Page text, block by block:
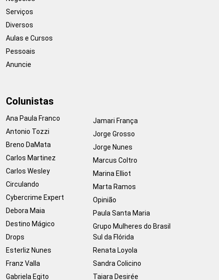
Serviços
Diversos
Aulas e Cursos
Pessoais
Anuncie
Colunistas
Ana Paula Franco
Antonio Tozzi
Breno DaMata
Carlos Martinez
Carlos Wesley
Circulando
Cybercrime Expert
Debora Maia
Destino Mágico
Drops
Esterliz Nunes
Franz Valla
Gabriela Egito
Jamari França
Jorge Grosso
Jorge Nunes
Marcus Coltro
Marina Elliot
Marta Ramos
Opinião
Paula Santa Maria
Grupo Mulheres do Brasil
Sul da Flórida
Renata Loyola
Sandra Colicino
Taiara Desirée